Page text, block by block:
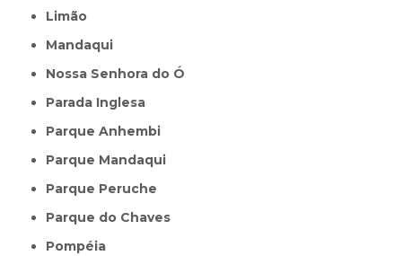
Limão
Mandaqui
Nossa Senhora do Ó
Parada Inglesa
Parque Anhembi
Parque Mandaqui
Parque Peruche
Parque do Chaves
Pompéia